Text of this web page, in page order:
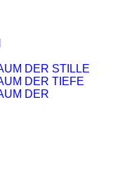
DER STILLE
DER TIEFE
DER